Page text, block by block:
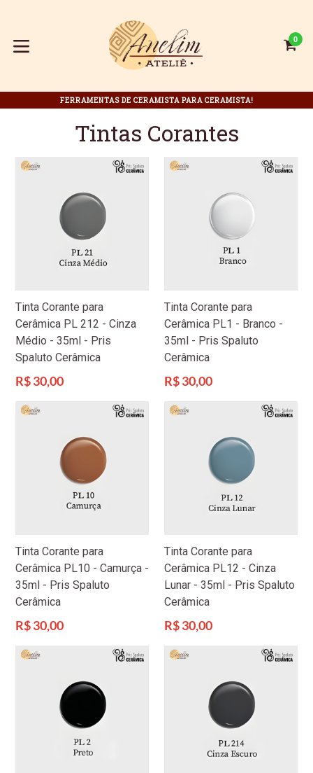
conteúdo
0
FERRAMENTAS DE CERAMISTA PARA CERAMISTA!
Tintas Corantes
Tinta Corante para
Cerâmica PL 212 - Cinza
Médio - 35ml - Pris
Spaluto Cerâmica
Preço
R$ 30,00
Tinta Corante para
Cerâmica PL1 - Branco -
35ml - Pris Spaluto
Cerâmica
Preço
R$ 30,00
Tinta Corante para
Cerâmica PL10 - Camurça -
35ml - Pris Spaluto
Cerâmica
Preço
R$ 30,00
Tinta Corante para
Cerâmica PL12 - Cinza
Lunar - 35ml - Pris Spaluto
Cerâmica
Preço
R$ 30,00